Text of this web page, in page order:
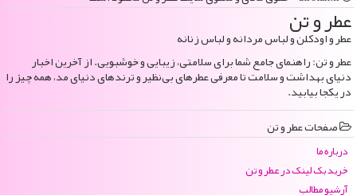
عطر و تن
عطر و اودکلن و لباس مردانه و لباس زنانه
عطر و تن: راهنمای جامع شما برای سلامتی، زیبایی و خوشبویی. از آخرین اخبار
دنیای بهداشت و سلامت تا معرفی عطرهای بی‌نظیر و ترندهای دنیای مد، همه چیز را
در یکجا بیابید.
صفحات عطر و تن
درباره ما
خرید بک لینک در عطر و تن
آرشیو مطالب